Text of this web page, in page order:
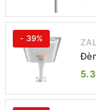
- 39%